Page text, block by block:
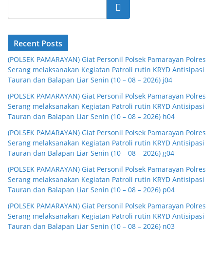
Cari
Recent Posts
(POLSEK PAMARAYAN) Giat Personil Polsek Pamarayan Polres
Serang melaksanakan Kegiatan Patroli rutin KRYD Antisipasi
Tauran dan Balapan Liar Senin (10 – 08 – 2026) j04
(POLSEK PAMARAYAN) Giat Personil Polsek Pamarayan Polres
Serang melaksanakan Kegiatan Patroli rutin KRYD Antisipasi
Tauran dan Balapan Liar Senin (10 – 08 – 2026) h04
(POLSEK PAMARAYAN) Giat Personil Polsek Pamarayan Polres
Serang melaksanakan Kegiatan Patroli rutin KRYD Antisipasi
Tauran dan Balapan Liar Senin (10 – 08 – 2026) g04
(POLSEK PAMARAYAN) Giat Personil Polsek Pamarayan Polres
Serang melaksanakan Kegiatan Patroli rutin KRYD Antisipasi
Tauran dan Balapan Liar Senin (10 – 08 – 2026) p04
(POLSEK PAMARAYAN) Giat Personil Polsek Pamarayan Polres
Serang melaksanakan Kegiatan Patroli rutin KRYD Antisipasi
Tauran dan Balapan Liar Senin (10 – 08 – 2026) n03